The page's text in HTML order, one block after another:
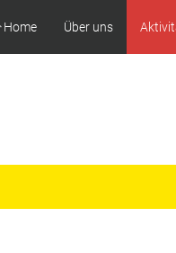
Home Über uns